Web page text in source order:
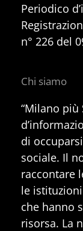
Periodico
n° 226 del
Chi siamo
“Milano più
di
sociale. Il
raccontare
le
che hanno
risorsa. La